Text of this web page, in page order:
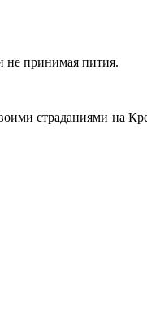
не принимая пития.
страданиями на